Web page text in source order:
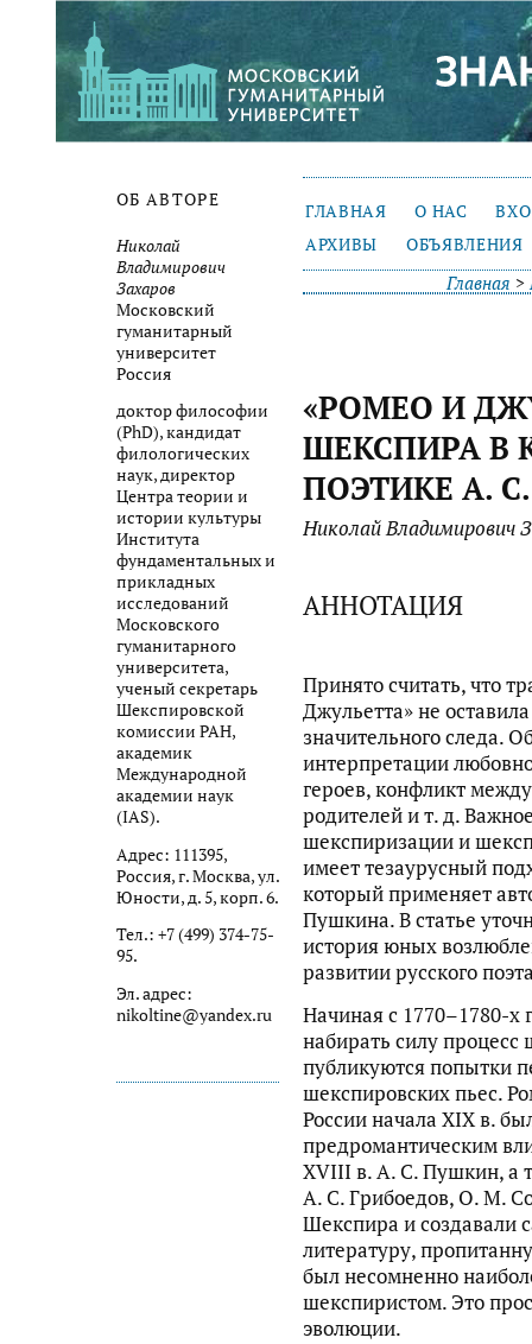
ОБ АВТОРЕ
Николай
Владимирович
Захаров
Московский
гуманитарный
университет
Россия
доктор философии
(PhD), кандидат
филологических
наук, директор
Центра теории и
истории культуры
Института
фундаментальных и
прикладных
исследований
Московского
гуманитарного
университета,
ученый секретарь
Шекспировской
комиссии РАН,
академик
Международной
академии наук
(IAS).
Адрес: 111395,
Россия, г. Москва, ул.
Юности, д. 5, корп. 6.
Тел.: +7 (499) 374-75-
95.
Эл. адрес:
nikoltine@yandex.ru
ГЛАВНАЯ О НАС
АРХИВЫ
ОБЪЯВЛЕНИЯ
Главная >
«РОМЕО И
ШЕКСПИРА В
ПОЭТИКЕ А.
Николай Владимирович
АННОТАЦИЯ
Принято считать, что
Джульетта» не
значительного следа.
интерпретации
героев, конфликт
родителей и т. д.
шекспиризации и
имеет тезаурусный
который применяет
Пушкина. В статье
история юных
развитии русского
Начиная с 1770–1780-х
набирать силу
публикуются попытки
шекспировских пьес.
России начала XIX в.
предромантическим
XVIII в. А. С. Пушкин, а
А. С. Грибоедов, О. М.
Шекспира и создавали
литературу,
был несомненно
шекспиристом. Это
эволюции.